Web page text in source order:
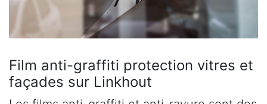
Film anti-graffiti protection vitres et
façades sur Linkhout